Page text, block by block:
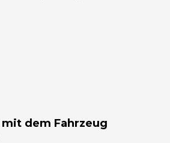
dem Fahrzeug